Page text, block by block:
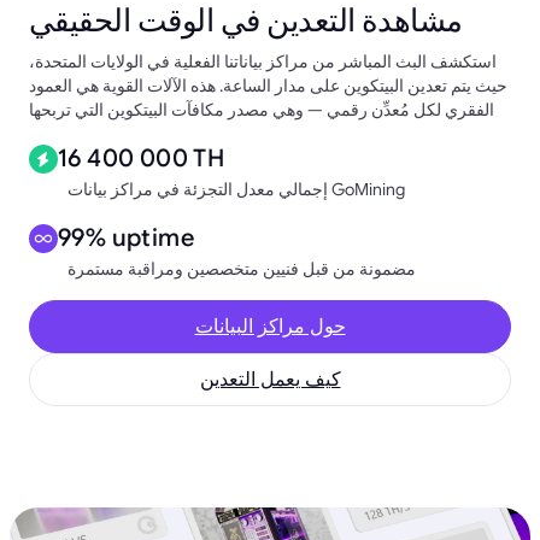
مشاهدة التعدين في الوقت الحقيقي
استكشف البث المباشر من مراكز بياناتنا الفعلية في الولايات المتحدة،
حيث يتم تعدين البيتكوين على مدار الساعة. هذه الآلات القوية هي العمود
الفقري لكل مُعدِّن رقمي — وهي مصدر مكافآت البيتكوين التي تربحها
16 400 000 TH
إجمالي معدل التجزئة في مراكز بيانات GoMining
99% uptime
مضمونة من قبل فنيين متخصصين ومراقبة مستمرة
حول مراكز البيانات
كيف يعمل التعدين